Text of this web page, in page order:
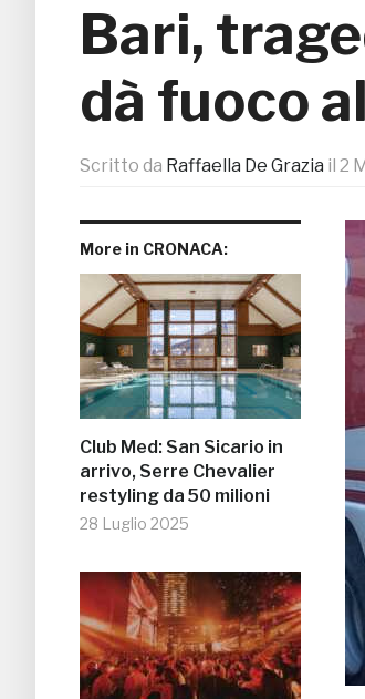
Bari,
dà fuoco
Scritto da Raffaella De Grazia il 2
More in CRONACA:
Club Med: San Sicario in
arrivo, Serre Chevalier
restyling da 50 milioni
28 Luglio 2025